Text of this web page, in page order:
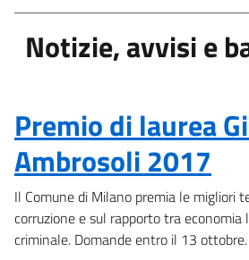
Notizie, avvisi e
Premio di laurea
Ambrosoli 2017
Il Comune di Milano premia le migliori
corruzione e sul rapporto tra economia
criminale. Domande entro il 13 ottobre.